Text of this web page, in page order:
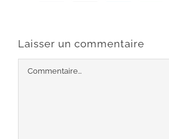
Laisser un commentaire
Commentaire